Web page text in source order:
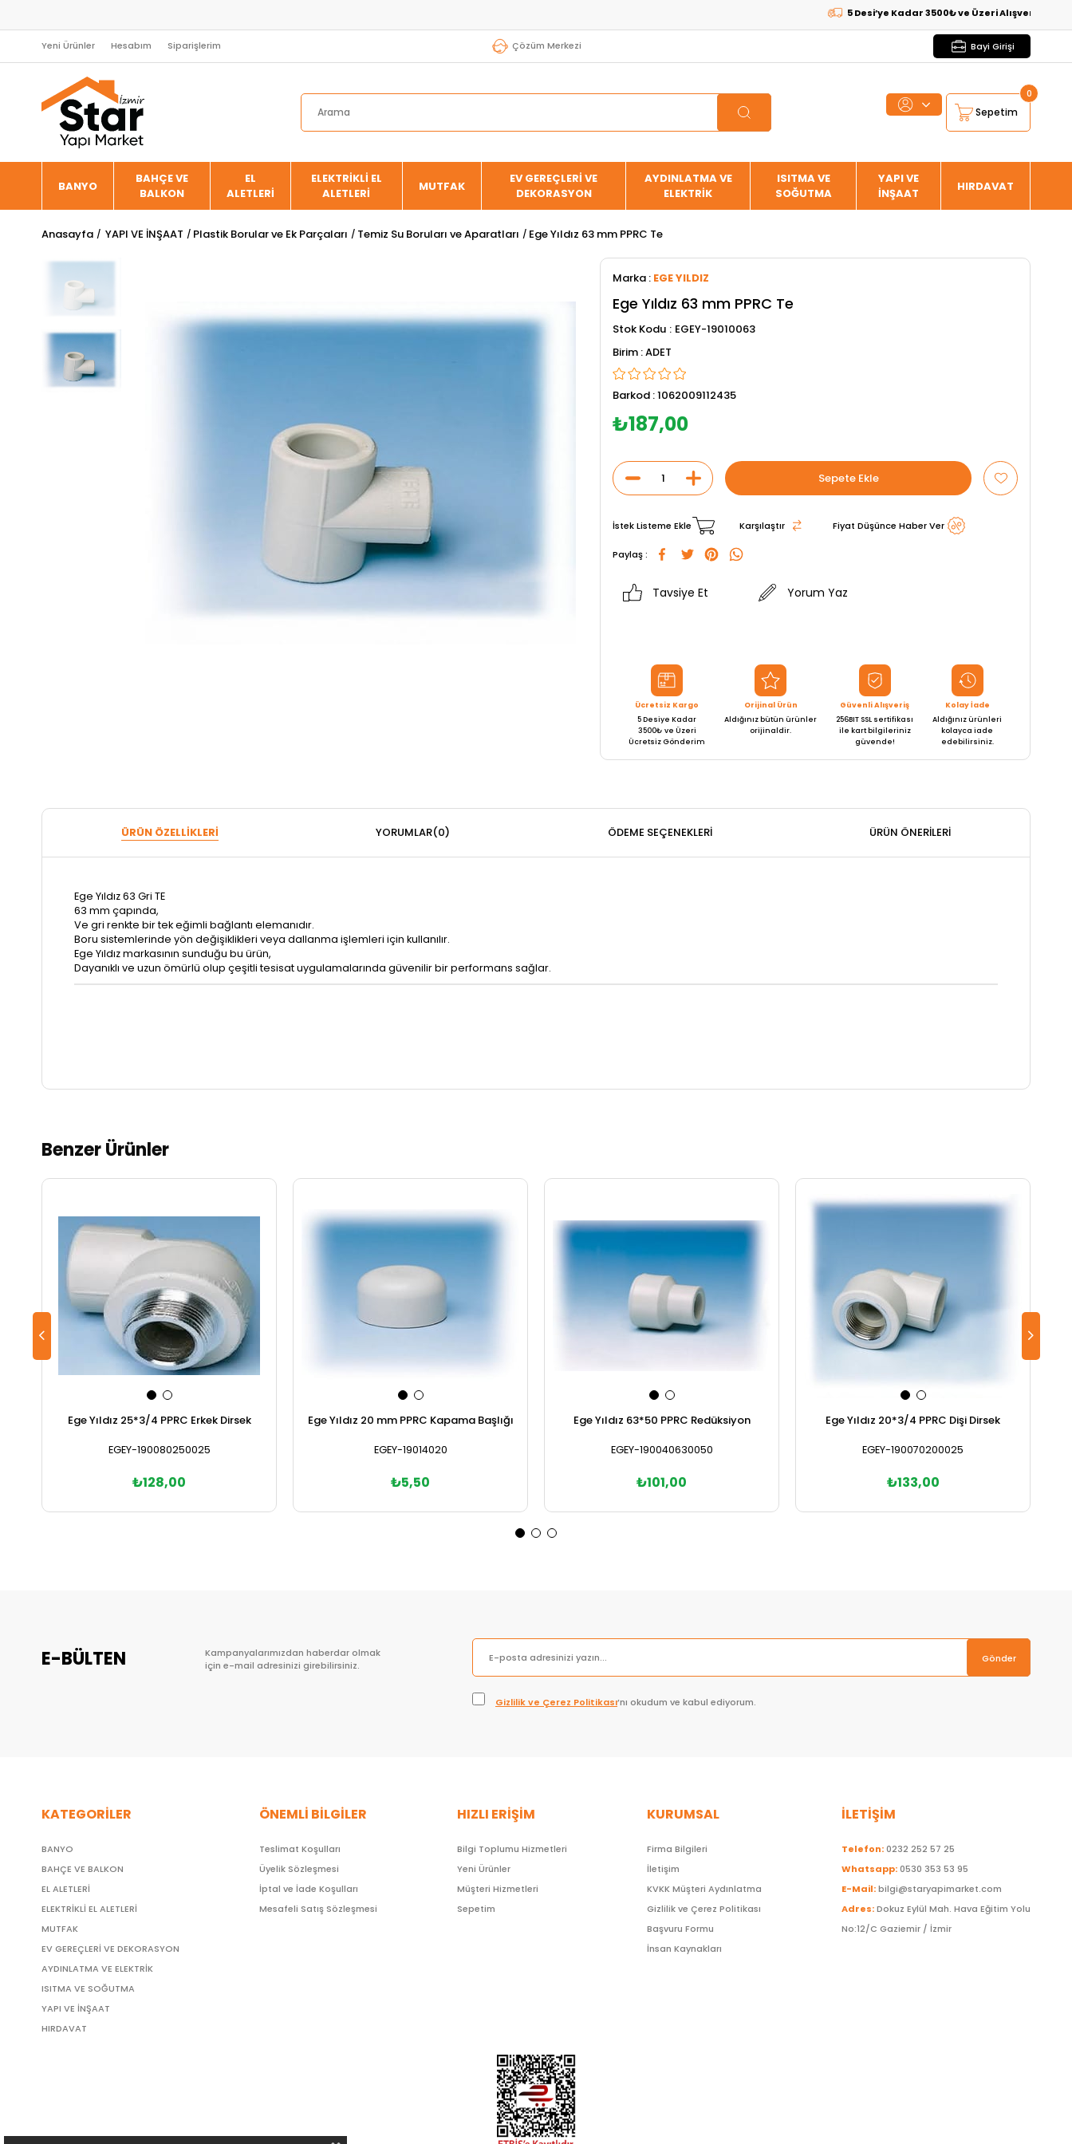
5 Desi’ye Kadar 3500₺ ve Üzeri Alışverişlerde
Yeni Ürünler Hesabım Siparişlerim Çözüm Merkezi Bayi Girişi
Sepetim
0
BANYO
BAHÇE VE
BALKON
EL
ALETLERİ
ELEKTRİKLİ EL
ALETLERİ
MUTFAK
EV GEREÇLERİ VE
DEKORASYON
AYDINLATMA VE
ELEKTRİK
ISITMA VE
SOĞUTMA
YAPI VE
İNŞAAT
HIRDAVAT
Anasayfa YAPI VE İNŞAAT Plastik Borular ve Ek Parçaları Temiz Su Boruları ve Aparatları Ege Yıldız 63 mm PPRC Te
Marka : EGE YILDIZ
Ege Yıldız 63 mm PPRC Te
Stok Kodu
EGEY-19010063
ADET
Barkod :1062009112435
₺187,00
İstek Listeme Ekle Karşılaştır Fiyat Düşünce Haber Ver
Paylaş :
Tavsiye Et Yorum Yaz
Ücretsiz Kargo
5 Desiye Kadar
3500₺ ve Üzeri
Ücretsiz Gönderim
Orijinal Ürün
Aldığınız bütün ürünler
orijinaldir.
Güvenli Alışveriş
256BIT SSL sertifikası
ile kart bilgileriniz
güvende!
Kolay İade
Aldığınız ürünleri
kolayca iade
edebilirsiniz.
ÜRÜN ÖZELLIKLERI YORUMLAR(0) ÖDEME SEÇENEKLERI ÜRÜN ÖNERILERI
Ege Yıldız 63 Gri TE
63 mm çapında,
Ve gri renkte bir tek eğimli bağlantı elemanıdır.
Boru sistemlerinde yön değişiklikleri veya dallanma işlemleri için kullanılır.
Ege Yıldız markasının sunduğu bu ürün,
Dayanıklı ve uzun ömürlü olup çeşitli tesisat uygulamalarında güvenilir bir performans sağlar.
Benzer Ürünler
Ege Yıldız 25*3/4 PPRC Erkek Dirsek
EGEY-190080250025
₺128,00
Ege Yıldız 20 mm PPRC Kapama Başlığı
EGEY-19014020
₺5,50
Ege Yıldız 63*50 PPRC Redüksiyon
EGEY-190040630050
₺101,00
Ege Yıldız 20*3/4 PPRC Dişi Dirsek
EGEY-190070200025
₺133,00
E-BÜLTEN
Kampanyalarımızdan haberdar olmak
için e-mail adresinizi girebilirsiniz.
Gönder
Gizlilik ve Çerez Politikası’nı okudum ve kabul ediyorum.
KATEGORİLER
BANYO
BAHÇE VE BALKON
EL ALETLERİ
ELEKTRİKLİ EL ALETLERİ
MUTFAK
EV GEREÇLERİ VE DEKORASYON
AYDINLATMA VE ELEKTRİK
ISITMA VE SOĞUTMA
YAPI VE İNŞAAT
HIRDAVAT
ÖNEMLİ BİLGİLER
Teslimat Koşulları
Üyelik Sözleşmesi
İptal ve İade Koşulları
Mesafeli Satış Sözleşmesi
HIZLI ERİŞİM
Bilgi Toplumu Hizmetleri
Yeni Ürünler
Müşteri Hizmetleri
Sepetim
KURUMSAL
Firma Bilgileri
İletişim
KVKK Müşteri Aydınlatma
Gizlilik ve Çerez Politikası
Başvuru Formu
İnsan Kaynakları
İLETİŞİM
Telefon:0232 252 57 25
Whatsapp:0530 353 53 95
E-Mail:bilgi@staryapimarket.com
Adres:Dokuz Eylül Mah. Hava Eğitim Yolu
No:12/C Gaziemir / İzmir